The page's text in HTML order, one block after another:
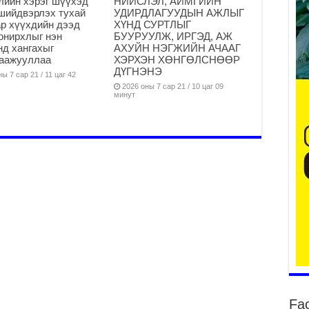
тухай
хүүхдийн дээд
нэн
хангахыг
7 сар 21 / 11 цаг 42
УДИРДЛАГУУДЫН АЖЛЫГ
ХҮНД СУРТЛЫГ
БУУРУУЛЖ, ИРГЭД, АЖ
АХУЙН НЭГЖИЙН АЧААГ
ХЭРХЭН ХӨНГӨЛСНӨӨР
ДҮГНЭНЭ
2026 оны 7 сар 21 / 10 цаг 09
минут